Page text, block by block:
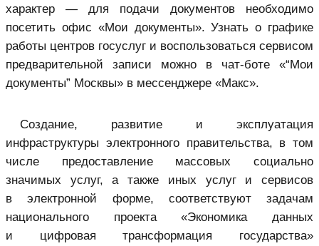
характер — для подачи документов необходимо
посетить офис «Мои документы». Узнать о графике
работы центров госуслуг и воспользоваться сервисом
предварительной записи можно в чат-боте «“Мои
документы” Москвы» в мессенджере «Макс».
Создание, развитие и эксплуатация
инфраструктуры электронного правительства, в том
числе предоставление массовых социально
значимых услуг, а также иных услуг и сервисов
в электронной форме, соответствуют задачам
национального проекта «Экономика данных
и цифровая трансформация государства»